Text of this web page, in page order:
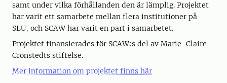
samt under vilka förhållanden den är lämplig. Projektet
har varit ett samarbete mellan flera institutioner på
SLU, och SCAW har varit en part i samarbetet.
Projektet finansierades för SCAW:s del av Marie-Claire
Cronstedts stiftelse.
Mer information om projektet finns här